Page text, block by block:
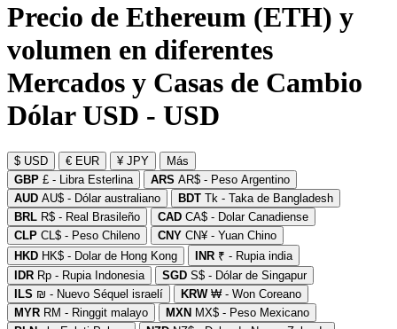
Precio de Ethereum (ETH) y
volumen en diferentes
Mercados y Casas de Cambio
Dólar USD - USD
$ USD € EUR ¥ JPY
Más
GBP £ - Libra Esterlina ARS AR$ - Peso Argentino
AUD AU$ - Dólar australiano BDT Tk - Taka de Bangladesh
BRL R$ - Real Brasileño CAD CA$ - Dolar Canadiense
CLP CL$ - Peso Chileno CNY CN¥ - Yuan Chino
HKD HK$ - Dolar de Hong Kong INR ₹ - Rupia india
IDR Rp - Rupia Indonesia SGD S$ - Dólar de Singapur
ILS ₪ - Nuevo Séquel israelí KRW₩ - Won Coreano
MYR RM - Ringgit malayo MXN MX$ - Peso Mexicano